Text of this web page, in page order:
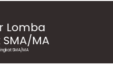
Lomba
MA
SMA/MA